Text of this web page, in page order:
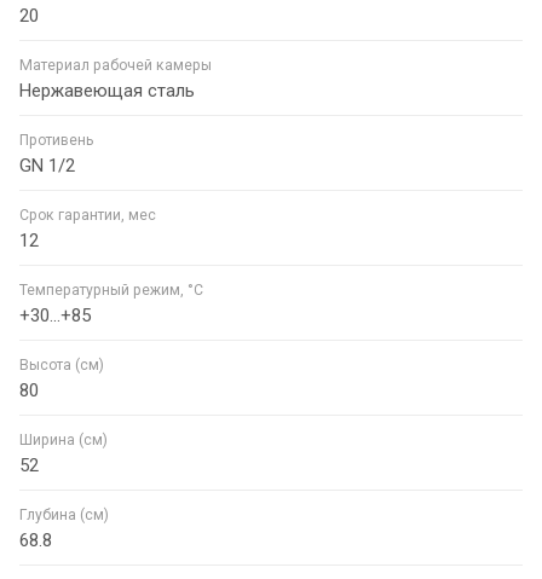
20
Материал рабочей камеры
Нержавеющая сталь
Противень
GN 1/2
Срок гарантии, мес
12
Температурный режим, °C
+30...+85
Высота (см)
80
Ширина (см)
52
Глубина (см)
68.8